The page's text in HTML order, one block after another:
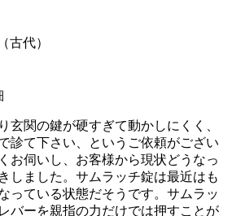
古代）
玄関の鍵が硬すぎて動かしにくく、
診て下さい、というご依頼がござい
お伺いし、お客様から現状どうなっ
しました。サムラッチ錠は最近はも
っている状態だそうです。サムラッ
バーを親指の力だけでは押すことが